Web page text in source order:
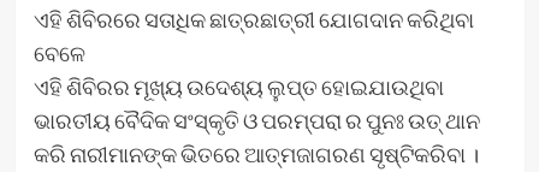
ଏହି ଶିବିରରେ ସତାଧିକ ଛାତ୍ରଛାତ୍ରୀ ଯୋଗଦାନ କରିଥିବା
ବେଳେ
ଏହି ଶିବିରର ମୂଖ୍ୟ ଉଦେଶ୍ୟ ଲୁପ୍ତ ହୋଇଯାଉଥିବା
ଭାରତୀୟ ବୈଦିକ ସଂସ୍କୃତି ଓ ପରମ୍ପରା ର ପୁନଃ ଉତ୍ ଥାନ
କରି ନାରୀମାନଙ୍କ ଭିତରେ ଆତ୍ମଜାଗରଣ ସୃଷ୍ଟିକରିବା ।